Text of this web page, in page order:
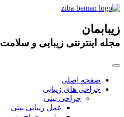
زیبابمان
مجله اینترنتی زیبایی و سلامت
صفحه اصلی
جراحی های زیبایی
جراحی بینی
عمل زیبایی بینی